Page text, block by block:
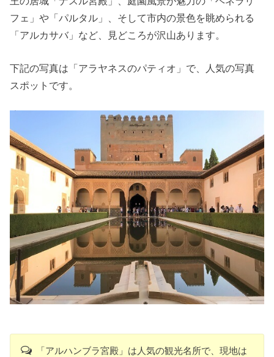
フェ」や「パルタル」、そして市内の景色を眺められる
「アルカサバ」など、見どころが沢山あります。
下記の写真は「アラヤネスのパティオ」で、人気の写真
スポットです。
「アルハンブラ宮殿」は人気の観光名所で、現地は